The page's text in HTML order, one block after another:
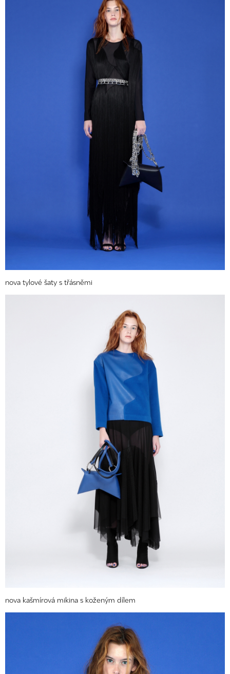
nova tylové šaty s třásněmi
nova kašmírová mikina s koženým dílem